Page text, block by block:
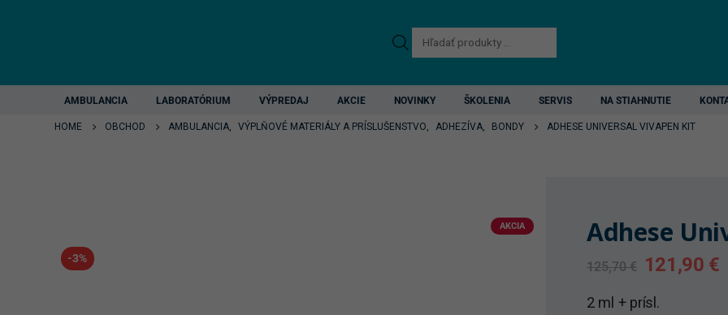
Products
search
AMBULANCIA LABORATÓRIUM VÝPREDAJ AKCIE NOVINKY ŠKOLENIA SERVIS NA STIAHNUTIE
HOME OBCHOD AMBULANCIA, VÝPLŇOVÉ MATERIÁLY A PRÍSLUŠENSTVO, ADHEZÍVA, BONDY ADHESE UNIVERSAL VIVAPEN KIT
-3%
AKCIA Adhese
125,70€ Original
was:
121,90 €
2 ml + prísl.